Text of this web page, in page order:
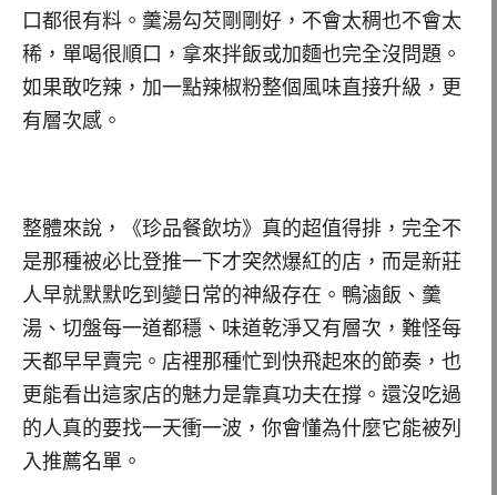
口都很有料。羹湯勾芡剛剛好，不會太稠也不會太
稀，單喝很順口，拿來拌飯或加麵也完全沒問題。
如果敢吃辣，加一點辣椒粉整個風味直接升級，更
有層次感。
整體來說，《珍品餐飲坊》真的超值得排，完全不
是那種被必比登推一下才突然爆紅的店，而是新莊
人早就默默吃到變日常的神級存在。鴨滷飯、羹
湯、切盤每一道都穩、味道乾淨又有層次，難怪每
天都早早賣完。店裡那種忙到快飛起來的節奏，也
更能看出這家店的魅力是靠真功夫在撐。還沒吃過
的人真的要找一天衝一波，你會懂為什麼它能被列
入推薦名單。